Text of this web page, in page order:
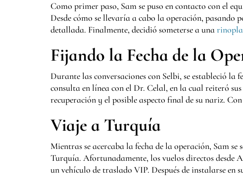
Como primer paso, Sam se puso en contacto con el
Desde cómo se llevaría a cabo la operación, pasando
detallada. Finalmente, decidió someterse a una
Fijando la Fecha de la
Durante las conversaciones con Selbi, se estableció
consulta en línea con el Dr. Celal, en la cual reiteró
recuperación y el posible aspecto final de su nariz.
Viaje a Turquía
Mientras se acercaba la fecha de la operación, Sam
Turquía. Afortunadamente, los vuelos directos
un vehículo de traslado VIP. Después de instalarse en